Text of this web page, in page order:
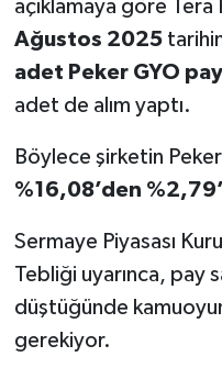
açıklamaya göre
Ağustos 2025
adet Peker GYO
adet de alım yaptı.
Böylece şirketin Peker
%16,08’den
Sermaye Piyasası
Tebliği uyarınca, pay
düştüğünde
gerekiyor.